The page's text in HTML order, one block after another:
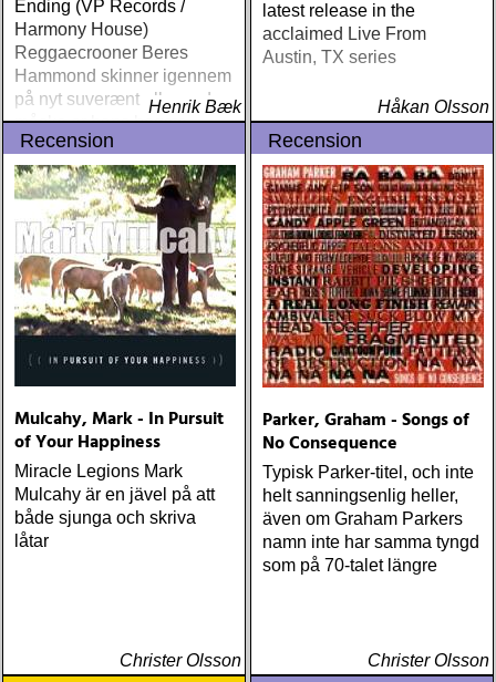
Ending (VP Records /
Harmony House)
Reggaecrooner Beres
Hammond skinner igennem
på nyt suverænt album, der
måske er hans bedste
gennem tiderne
Henrik Bæk
latest release in the
acclaimed Live From
Austin, TX series
Håkan Olsson
Recension
Mulcahy, Mark - In Pursuit
of Your Happiness
Miracle Legions Mark
Mulcahy är en jävel på att
både sjunga och skriva
låtar
Christer Olsson
Recension
Parker, Graham - Songs of
No Consequence
Typisk Parker-titel, och inte
helt sanningsenlig heller,
även om Graham Parkers
namn inte har samma tyngd
som på 70-talet längre
Christer Olsson